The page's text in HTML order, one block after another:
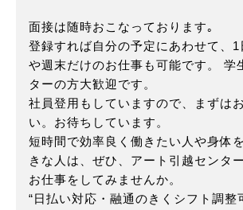
面接は随時おこなっております｡
登録すれば自分の予定にあわせて、1
や週末だけのお仕事も可能です。
学
ターの方大歓迎です。
社員登用もしていますので、まずは
い。お待ちしています。
短時間で効率良く働きたい人や身体
きな人は、ぜひ、アート引越センタ
お仕事をしてみませんか。
“日払い対応・融通のきくシフト調整